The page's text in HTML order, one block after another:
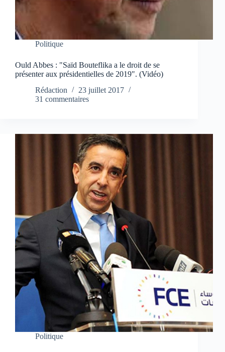
Politique
Ould Abbes : "Saïd Bouteflika a le droit de se
présenter aux présidentielles de 2019". (Vidéo)
Rédaction
23 juillet 2017
31 commentaires
Politique